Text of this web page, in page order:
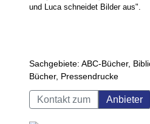
und Luca schneidet Bilder aus".
Sachgebiete: ABC-Bücher,
Bücher, Pressendrucke
Kontakt zum Anbieter